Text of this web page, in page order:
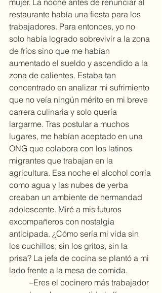
mujer. La noche antes de renunciar al
restaurante había una fiesta para los
trabajadores. Para entonces, yo no
solo había logrado sobrevivir a la zona
de fríos sino que me habían
aumentado el sueldo y ascendido a la
zona de calientes. Estaba tan
concentrado en analizar mi sufrimiento
que no veía ningún mérito en mi breve
carrera culinaria y solo quería
largarme. Tras postular a muchos
lugares, me habían aceptado en una
ONG que colabora con los latinos
migrantes que trabajan en la
agricultura. Esa noche el alcohol corría
como agua y las nubes de yerba
creaban un ambiente de hermandad
adolescente. Miré a mis futuros
excompañeros con nostalgia
anticipada. ¿Cómo sería mi vida sin
los cuchillos, sin los gritos, sin la
prisa? La jefa de cocina se plantó a mi
lado frente a la mesa de comida.